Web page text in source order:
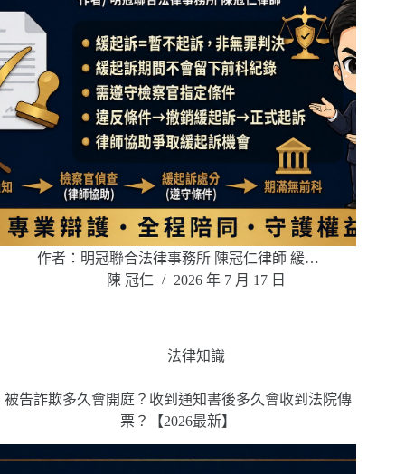
作者：明冠聯合法律事務所 陳冠仁律師 緩…
陳 冠仁
2026 年 7 月 17 日
法律知識
被告詐欺多久會開庭？收到通知書後多久會收到法院傳
票？【2026最新】